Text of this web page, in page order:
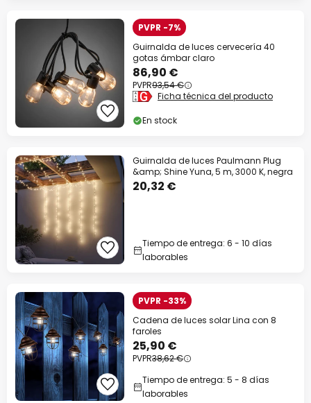
PVPR -7%
Guirnalda de luces cervecería 40
gotas ámbar claro
86,90 €
PVPR93,54 €
Ficha técnica del producto
En stock
Guirnalda de luces Paulmann Plug
&amp; Shine Yuna, 5 m, 3000 K, negra
20,32 €
Tiempo de entrega: 6 - 10 días
laborables
PVPR -33%
Cadena de luces solar Lina con 8
faroles
25,90 €
PVPR38,62 €
Tiempo de entrega: 5 - 8 días
laborables